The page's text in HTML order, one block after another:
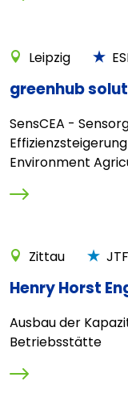
Leipzig
greenhub
SensCEA -
Environment
Zittau JTF
Henry Horst
Ausbau der
Betriebsstätte